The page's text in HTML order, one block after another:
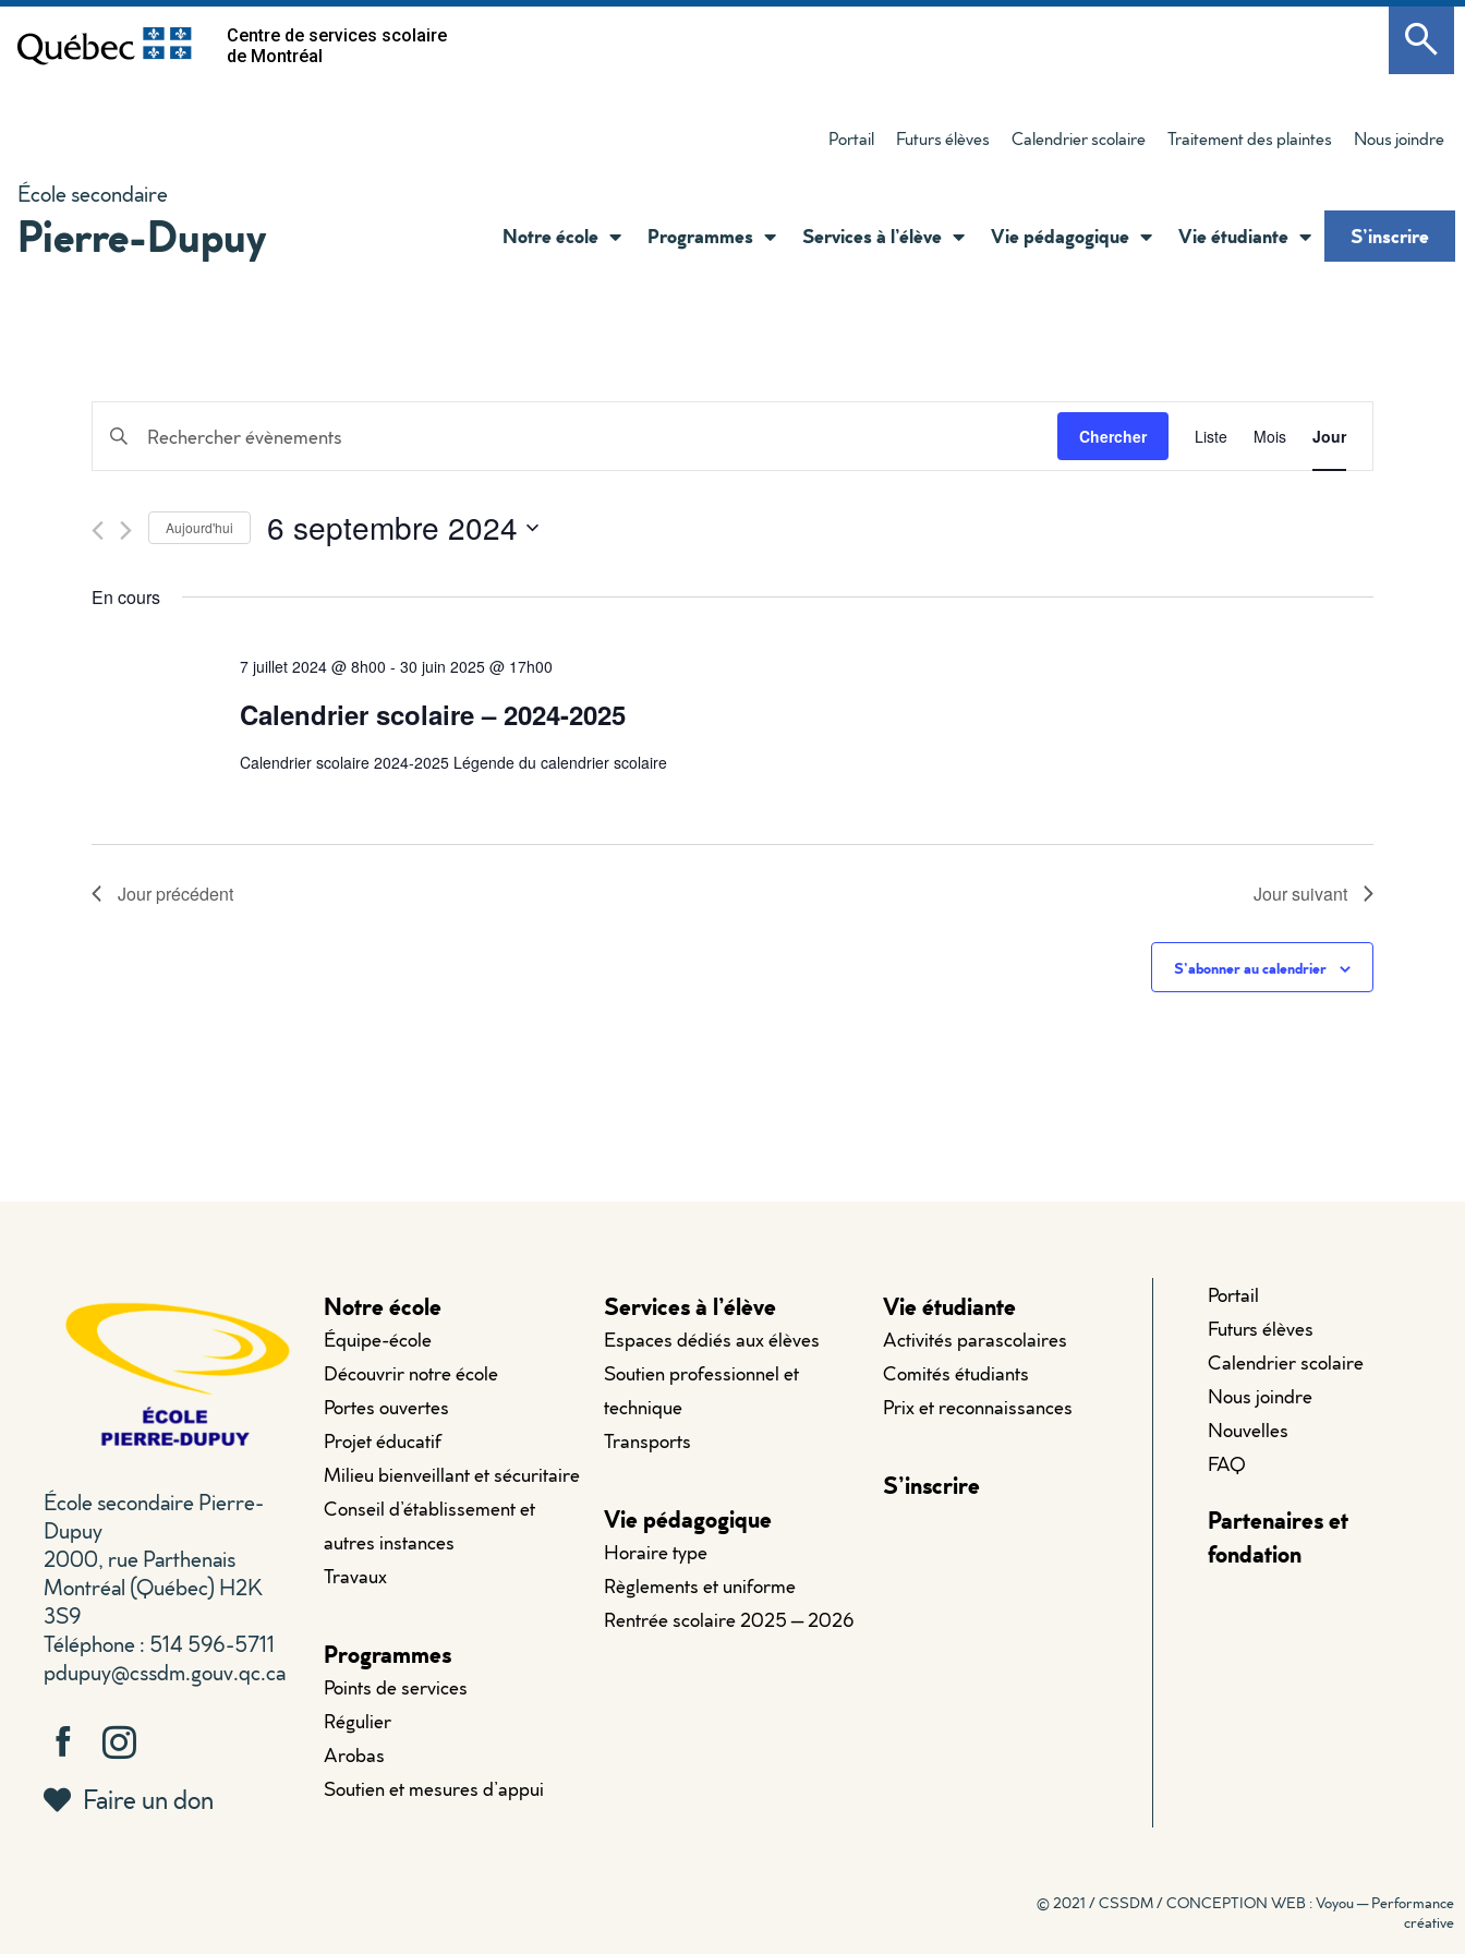
Centre de services scolaire
de Montréal
École secondaire
Pierre-Dupuy
Portail Futurs élèves Calendrier scolaire Traitement des plaintes Nous joindre
Notre école Programmes Services à l’élève Vie pédagogique Vie étudiante S’inscrire
Recherche
et
navigation
de
Évènements
Saisir
mot-
clé.
Rechercher
Évènements
mot-
clé.
Chercher de
Liste Mois Jour
Aujourd'hui 6 septembre 2024
une
En cours
7 juillet 2024 @ 8h00 - 30 juin 2025 @ 17h00
Calendrier scolaire – 2024-2025
Calendrier scolaire 2024-2025 Légende du calendrier scolaire
Jour précédent Jour suivant
S’abonner au calendrier
École secondaire Pierre-
Dupuy
2000, rue Parthenais
Montréal (Québec) H2K
3S9
Téléphone : 514 596-5711
pdupuy@cssdm.gouv.qc.ca
Faire un don
Notre école
Équipe-école
Découvrir notre école
Portes ouvertes
Projet éducatif
Milieu bienveillant et sécuritaire
Conseil d’établissement et
autres instances
Travaux
Programmes
Points de services
Régulier
Arobas
Soutien et mesures d’appui
Services à l’élève
Espaces dédiés aux élèves
Soutien professionnel et
technique
Transports
Vie pédagogique
Horaire type
Règlements et uniforme
Rentrée scolaire 2025 – 2026
Vie étudiante
Activités parascolaires
Comités étudiants
Prix et reconnaissances
S’inscrire
Portail
Futurs élèves
Calendrier scolaire
Nous joindre
Nouvelles
FAQ
Partenaires et
fondation
© 2021 / CSSDM /CONCEPTION WEB : Voyou — Performance
créative